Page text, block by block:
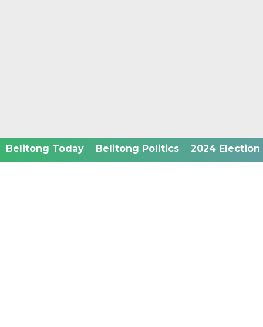
Belitong Today Belitong Politics 2024 Election
Privacy Policy